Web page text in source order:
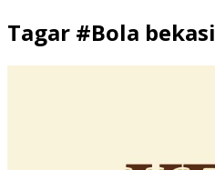
Tagar #Bola bekasi